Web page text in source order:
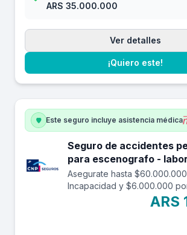
ARS 35.000.000
Ver detalles
¡Quiero este!
Este seguro incluye asistencia médica
Seguro de accidentes
para escenografo - laborales in
itinere hasta
Asegurate hasta
Incapacidad y $6.000.000
Médicos contra accidentes
trabajando y en el trayecto
edades aceptadas son
ARS